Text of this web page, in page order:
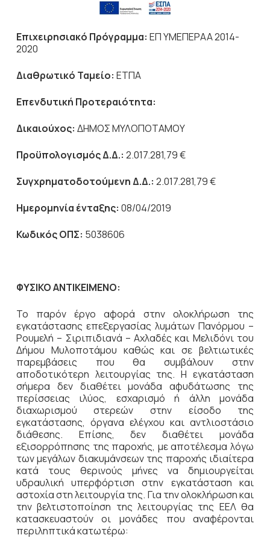
Επιχειρησιακό Πρόγραμμα: ΕΠ ΥΜΕΠΕΡΑΑ 2014-
2020
Διαθρωτικό Ταμείο: ΕΤΠΑ
Επενδυτική Προτεραιότητα:
Δικαιούχος: ΔΗΜΟΣ ΜΥΛΟΠΟΤΑΜΟΥ
Προϋπολογισμός Δ.Δ.: 2.017.281,79 €
Συγχρηματοδοτούμενη Δ.Δ.: 2.017.281,79 €
Ημερομηνία ένταξης: 08/04/2019
Κωδικός ΟΠΣ: 5038606
ΦΥΣΙΚΟ ΑΝΤΙΚΕΙΜΕΝΟ:
Το παρόν έργο αφορά στην ολοκλήρωση της
εγκατάστασης επεξεργασίας λυμάτων Πανόρμου –
Ρουμελή – Σιριπιδιανά – Αχλαδές και Μελιδόνι του
Δήμου Μυλοποτάμου καθώς και σε βελτιωτικές
παρεμβάσεις που θα συμβάλουν στην
αποδοτικότερη λειτουργίας της. Η εγκατάσταση
σήμερα δεν διαθέτει μονάδα αφυδάτωσης της
περίσσειας ιλύος, εσχαρισμό ή άλλη μονάδα
διαχωρισμού στερεών στην είσοδο της
εγκατάστασης, όργανα ελέγχου και αντλιοστάσιο
διάθεσης. Επίσης, δεν διαθέτει μονάδα
εξισορρόπησης της παροχής, με αποτέλεσμα λόγω
των μεγάλων διακυμάνσεων της παροχής ιδιαίτερα
κατά τους θερινούς μήνες να δημιουργείται
υδραυλική υπερφόρτιση στην εγκατάσταση και
αστοχία στη λειτουργία της. Για την ολοκλήρωση και
την βελτιστοποίηση της λειτουργίας της ΕΕΛ θα
κατασκευαστούν οι μονάδες που αναφέρονται
περιληπτικά κατωτέρω: